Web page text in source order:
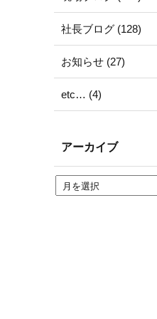
社長ブログ (128)
お知らせ (27)
etc… (4)
アーカイブ